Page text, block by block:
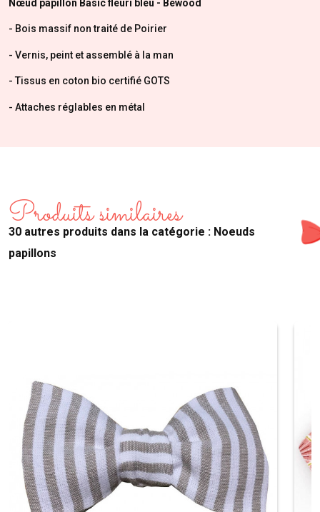
Nœud papillon Basic fleuri bleu - Bewood
- Bois massif non traité de Poirier
- Vernis, peint et assemblé à la man
- Tissus en coton bio certifié GOTS
- Attaches réglables en métal
Produits similaires
30 autres produits dans la catégorie : Noeuds
papillons